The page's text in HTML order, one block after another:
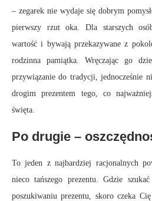
– zegarek nie wydaje się dobrym
pierwszy rzut oka. Dla starszych
wartość i bywają przekazywane z
rodzinna pamiątka. Wręczając go
przywiązanie do tradycji, jednocześnie
drogim prezentem tego, co
święta.
Po drugie –
To jeden z najbardziej racjonalnych
nieco tańszego prezentu. Gdzie
poszukiwaniu prezentu, skoro czeka